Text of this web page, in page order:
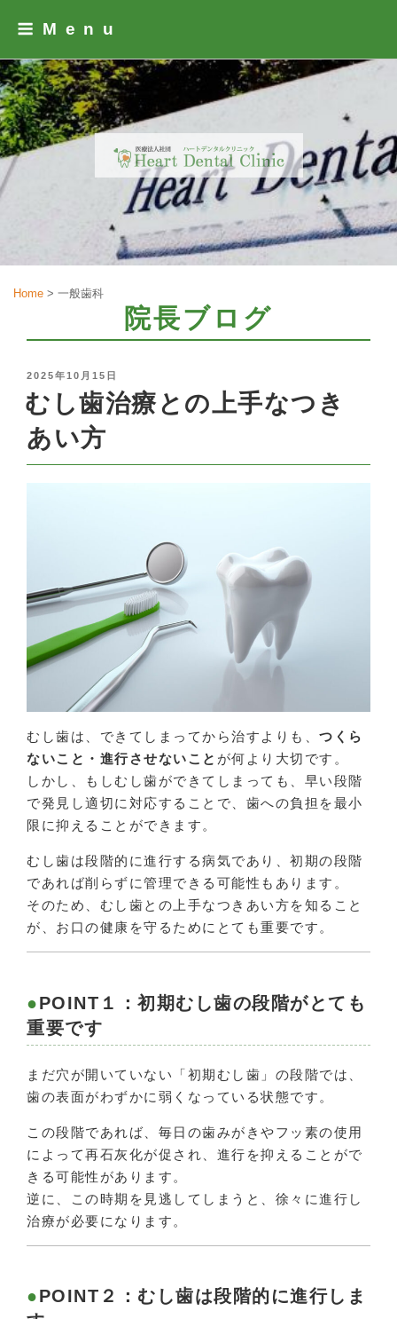
Menu
Home > 一般歯科
院長ブログ
POSTED
ON
2025年10月15日
むし歯治療との上手なつき
あい方
むし歯は、できてしまってから治すよりも、 つくら
ないこと・進行させないこと が何より大切です。
しかし、もしむし歯ができてしまっても、早い段階
で発見し適切に対応することで、歯への負担を最小
限に抑えることができます。
むし歯は段階的に進行する病気であり、初期の段階
であれば削らずに管理できる可能性もあります。
そのため、むし歯との上手なつきあい方を知ること
が、お口の健康を守るためにとても重要です。
POINT１：初期むし歯の段階がとても
重要です
まだ穴が開いていない「初期むし歯」の段階では、
歯の表面がわずかに弱くなっている状態です。
この段階であれば、毎日の歯みがきやフッ素の使用
によって再石灰化が促され、進行を抑えることがで
きる可能性があります。
逆に、この時期を見逃してしまうと、徐々に進行し
治療が必要になります。
POINT２：むし歯は段階的に進行しま